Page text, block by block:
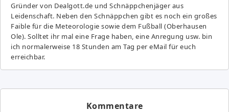
Gründer von Dealgott.de und Schnäppchenjäger aus
Leidenschaft. Neben den Schnäppchen gibt es noch ein großes
Fai­ble für die Meteorologie sowie dem Fußball (Oberhausen
Ole). Solltet ihr mal eine Frage haben, eine Anregung usw. bin
ich normalerweise 18 Stunden am Tag per eMail für euch
erreichbar.
Kommentare